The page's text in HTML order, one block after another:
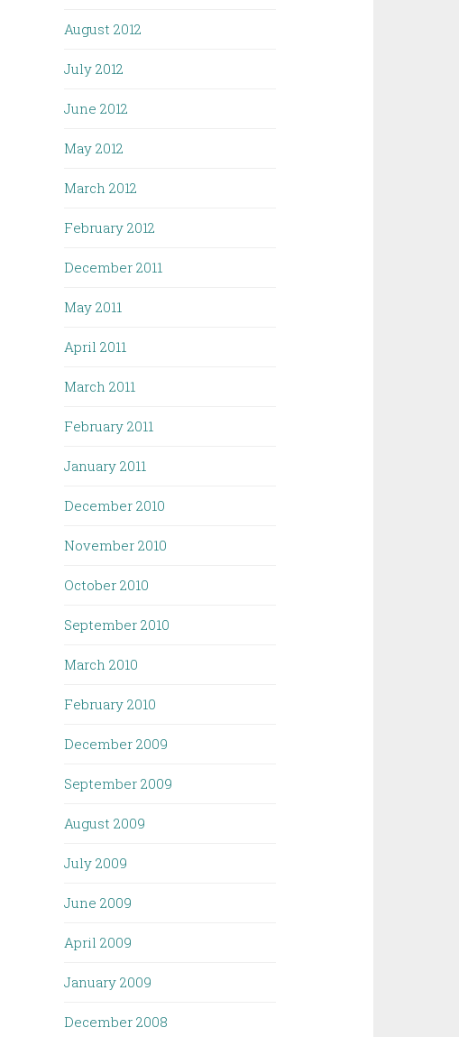
August 2012
July 2012
June 2012
May 2012
March 2012
February 2012
December 2011
May 2011
April 2011
March 2011
February 2011
January 2011
December 2010
November 2010
October 2010
September 2010
March 2010
February 2010
December 2009
September 2009
August 2009
July 2009
June 2009
April 2009
January 2009
December 2008